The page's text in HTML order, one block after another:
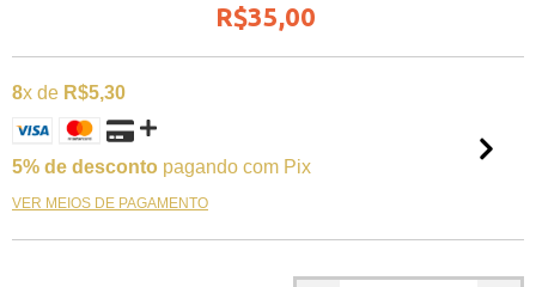
R$35,00
8x de R$5,30
5% de desconto pagando com Pix
VER MEIOS DE PAGAMENTO